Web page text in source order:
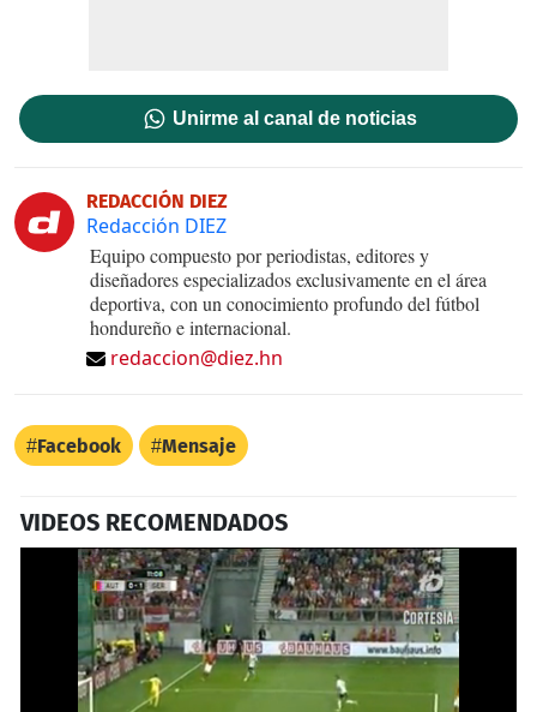
Unirme al canal de noticias
REDACCIÓN DIEZ
Redacción DIEZ
Equipo compuesto por periodistas, editores y
diseñadores especializados exclusivamente en el área
deportiva, con un conocimiento profundo del fútbol
hondureño e internacional.
redaccion@diez.hn
Facebook Mensaje
VIDEOS RECOMENDADOS